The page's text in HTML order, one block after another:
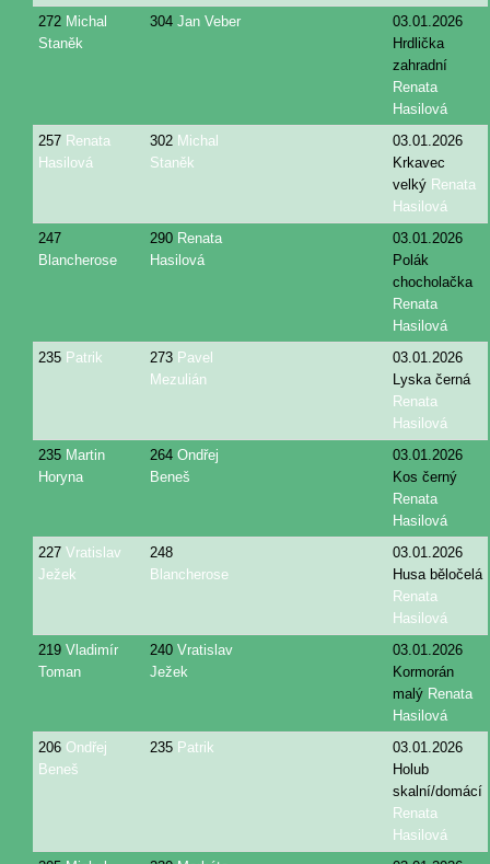
272 Michal
Staněk
304 Jan Veber
03.01.2026
Hrdlička
zahradní
Renata
Hasilová
257 Renata
Hasilová
302 Michal
Staněk
03.01.2026
Krkavec
velký Renata
Hasilová
247
Blancherose
290 Renata
Hasilová
03.01.2026
Polák
chocholačka
Renata
Hasilová
235 Patrik 273 Pavel
Mezulián
03.01.2026
Lyska černá
Renata
Hasilová
235 Martin
Horyna
264 Ondřej
Beneš
03.01.2026
Kos černý
Renata
Hasilová
227 Vratislav
Ježek
248
Blancherose
03.01.2026
Husa běločelá
Renata
Hasilová
219 Vladimír
Toman
240 Vratislav
Ježek
03.01.2026
Kormorán
malý Renata
Hasilová
206 Ondřej
Beneš
235 Patrik
03.01.2026
Holub
skalní/domácí
Renata
Hasilová